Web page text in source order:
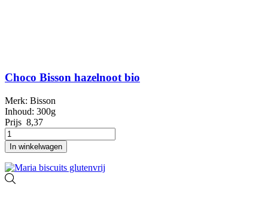
Choco Bisson hazelnoot bio
Merk: Bisson
Inhoud: 300g
Prijs 8,37
In winkelwagen